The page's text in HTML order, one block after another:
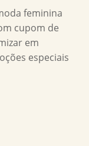
feminina
cupom de
em
especiais